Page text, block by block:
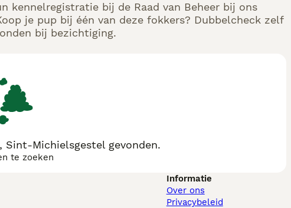
kennelregistratie bij de Raad van Beheer bij ons
je pup bij één van deze fokkers? Dubbelcheck zelf
bij bezichtiging.
Sint-Michielsgestel gevonden.
te zoeken
Informatie
Over ons
Privacybeleid